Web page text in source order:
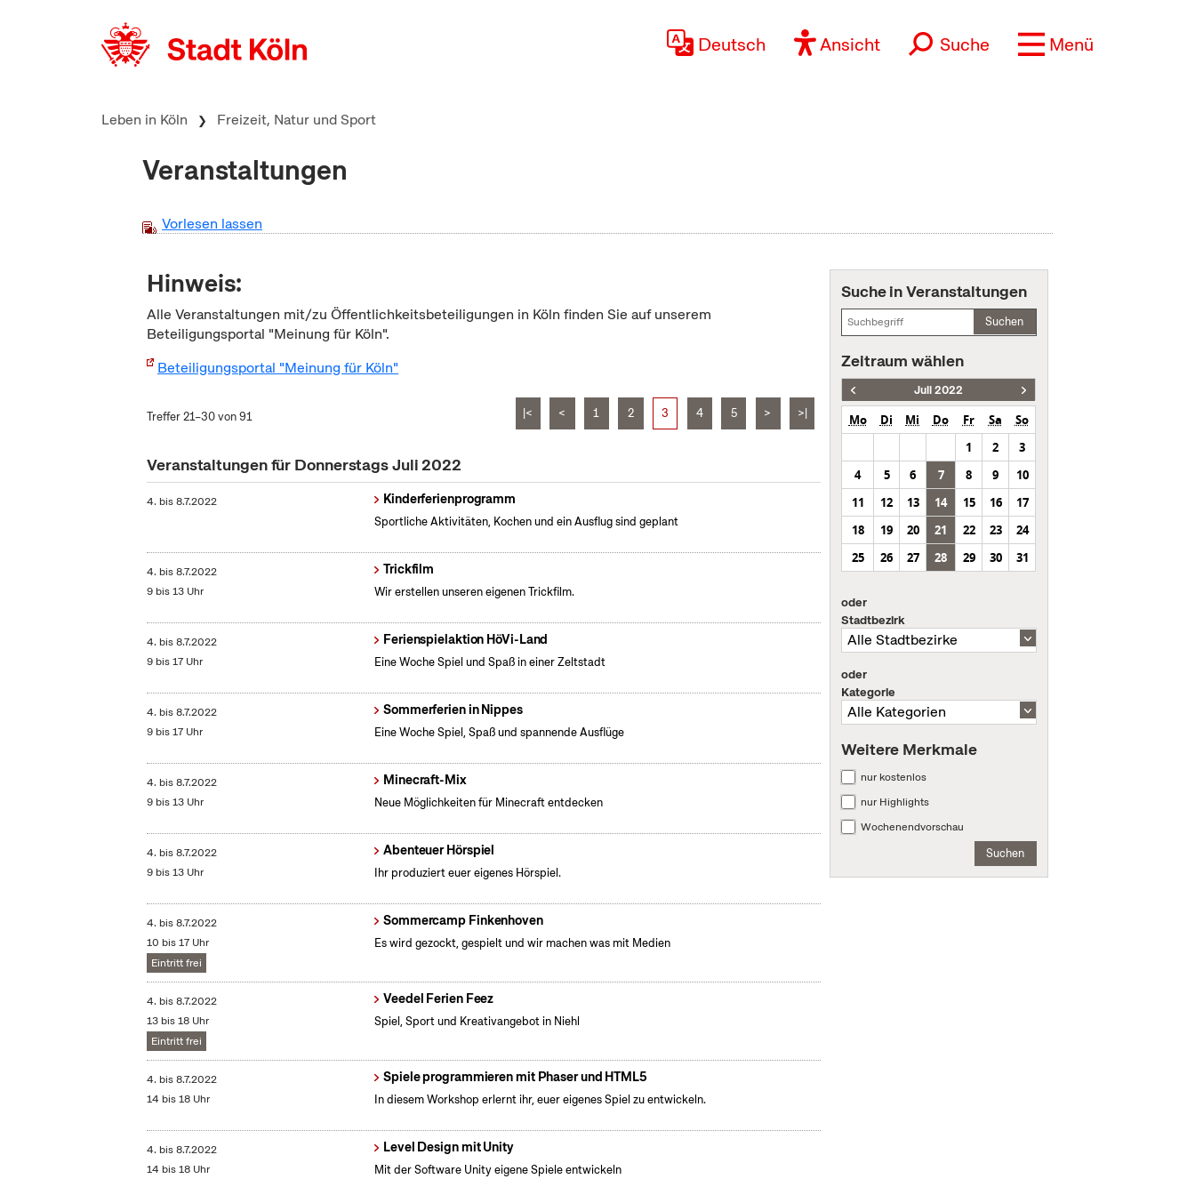
Deutsch Ansicht Suche Menü
Leben in Köln Freizeit, Natur und Sport
Veranstaltungen
Vorlesen lassen
Hinweis:
Alle Veranstaltungen mit/zu Öffentlichkeitsbeteiligungen in Köln finden Sie auf unserem
Beteiligungsportal "Meinung für Köln".
Beteiligungsportal "Meinung für Köln"
Treffer 21–30 von 91 |< < 1 2 3 4 5 > >|
Veranstaltungen für Donnerstags Juli 2022
4. bis8.7.2022 Kinderferienprogramm
Sportliche Aktivitäten, Kochen und ein Ausflug sind geplant
4. bis8.7.2022
9 bis 13 Uhr
Trickfilm
Wir erstellen unseren eigenen Trickfilm.
4. bis8.7.2022
9 bis 17 Uhr
Ferienspielaktion HöVi-Land
Eine Woche Spiel und Spaß in einer Zeltstadt
4. bis8.7.2022
9 bis 17 Uhr
Sommerferien in Nippes
Eine Woche Spiel, Spaß und spannende Ausflüge
4. bis8.7.2022
9 bis 13 Uhr
Minecraft-Mix
Neue Möglichkeiten für Minecraft entdecken
4. bis8.7.2022
9 bis 13 Uhr
Abenteuer Hörspiel
Ihr produziert euer eigenes Hörspiel.
4. bis8.7.2022
10 bis 17 Uhr
Eintritt frei
Sommercamp Finkenhoven
Es wird gezockt, gespielt und wir machen was mit Medien
4. bis8.7.2022
13 bis 18 Uhr
Eintritt frei
Veedel Ferien Feez
Spiel, Sport und Kreativangebot in Niehl
4. bis8.7.2022
14 bis 18 Uhr
Spiele programmieren mit Phaser und HTML5
In diesem Workshop erlernt ihr, euer eigenes Spiel zu entwickeln.
4. bis8.7.2022
14 bis 18 Uhr
Level Design mit Unity
Mit der Software Unity eigene Spiele entwickeln
Suche in Veranstaltungen
Suchen
Zeitraum wählen
Juli 2022
Mo Di Mi Do Fr Sa
So
1
2
3
4
5 6 7 8 9
10
11
12 13 14 15 16
17
18
19 20 21 22 23
24
25
26 27 28 29 30 31
oder
Stadtbezirk
oder
Kategorie
Weitere Merkmale
nur kostenlos
nur Highlights
Wochenendvorschau
Suchen